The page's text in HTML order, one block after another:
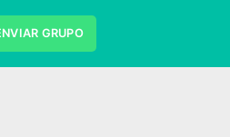
GRUPO